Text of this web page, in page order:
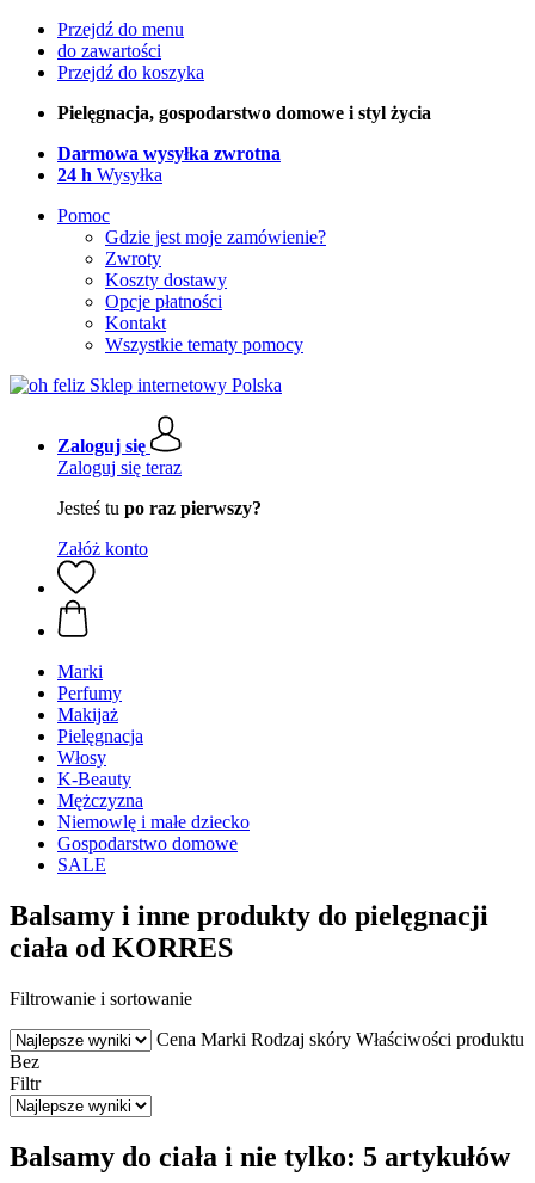
Przejdź do menu
do zawartości
Przejdź do koszyka
Pielęgnacja, gospodarstwo domowe i styl życia
Darmowa wysyłka zwrotna
24 h Wysyłka
Pomoc
Gdzie jest moje zamówienie?
Zwroty
Koszty dostawy
Opcje płatności
Kontakt
Wszystkie tematy pomocy
Zaloguj się
Zaloguj się teraz
Jesteś tu po raz pierwszy?
Załóż konto
Marki
Perfumy
Makijaż
Pielęgnacja
Włosy
K-Beauty
Mężczyzna
Niemowlę i małe dziecko
Gospodarstwo domowe
SALE
Balsamy i inne produkty do pielęgnacji
ciała od KORRES
Filtrowanie i sortowanie
Cena Marki Rodzaj skóry Właściwości produktu
Bez
Filtr
Balsamy do ciała i nie tylko: 5 artykułów